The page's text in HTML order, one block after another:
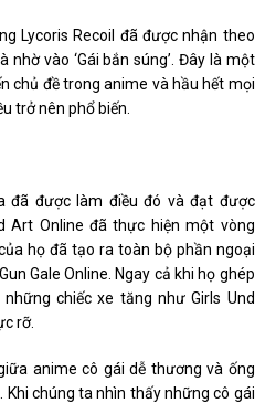
Lycoris Recoil đã được nhận theo
vào ‘Gái bắn súng’. Đây là một
chủ đề trong anime và hầu hết mọi
trở nên phổ biến.
đã được làm điều đó và đạt được
Art Online đã thực hiện một vòng
họ đã tạo ra toàn bộ phần ngoại
Gale Online. Ngay cả khi họ ghép
chiếc xe tăng như Girls Und
rỡ.
anime cô gái dễ thương và ống
Khi chúng ta nhìn thấy những cô gái